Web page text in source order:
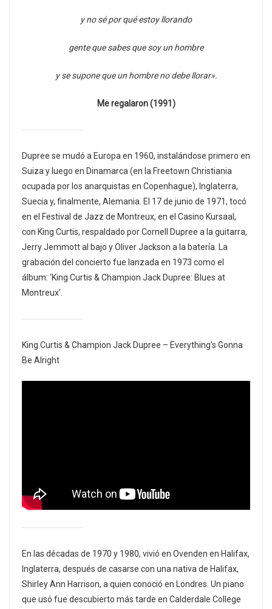
y no sé por qué estoy llorando
gente que sabes que soy un hombre
y se supone que un hombre no debe llorar».
Me regalaron (1991)
Dupree se mudó a Europa en 1960, instalándose primero en
Suiza y luego en Dinamarca (en la Freetown Christiania
ocupada por los anarquistas en Copenhague), Inglaterra,
Suecia y, finalmente, Alemania. El 17 de junio de 1971, tocó
en el Festival de Jazz de Montreux, en el Casino Kursaal,
con King Curtis, respaldado por Cornell Dupree a la guitarra,
Jerry Jemmott al bajo y Oliver Jackson a la batería. La
grabación del concierto fue lanzada en 1973 como el
álbum: ‘King Curtis & Champion Jack Dupree: Blues at
Montreux’.
King Curtis & Champion Jack Dupree – Everything’s Gonna
Be Alright
En las décadas de 1970 y 1980, vivió en Ovenden en Halifax,
Inglaterra, después de casarse con una nativa de Halifax,
Shirley Ann Harrison, a quien conoció en Londres. Un piano
que usó fue descubierto más tarde en Calderdale College